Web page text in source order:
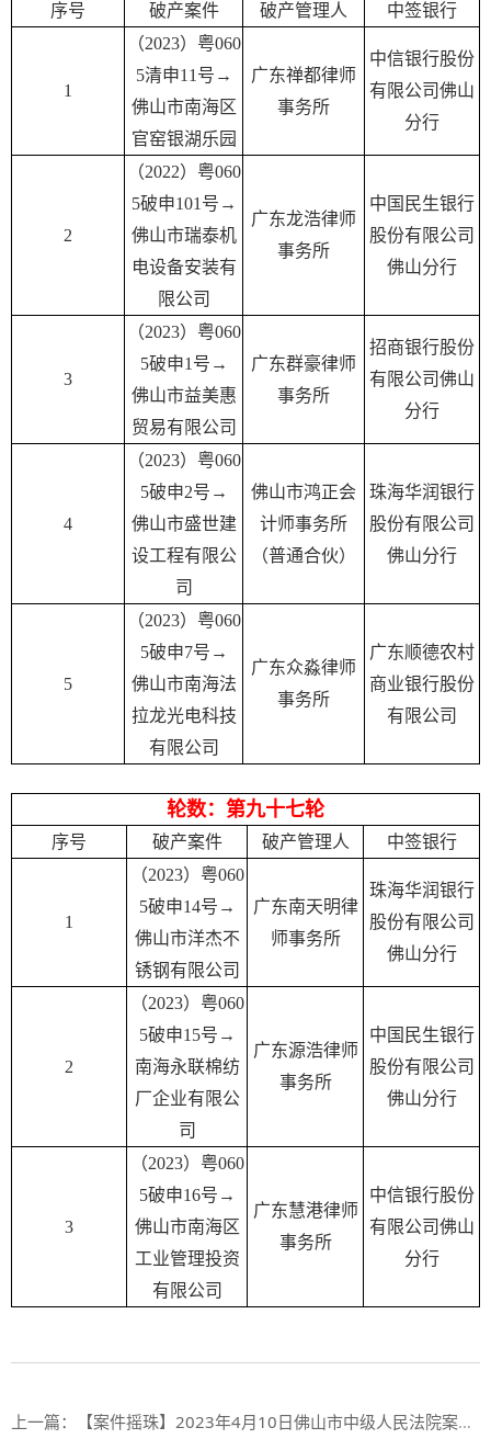
序号 破产案件 破产管理人 中签银行
1
（2023）粤060
5清申11号→‍
佛山市南海区
官窑银湖乐园
广东禅都律师
事务所
中信银行股份
有限公司佛山
分行
2
（2022）粤060
5破申101号→
佛山市瑞泰机
电设备安装有
限公司
广东龙浩律师
事务所
中国民生银行
股份有限公司
佛山分行
3
（2023）粤060
5破申1号→
佛山市益美惠
贸易有限公司
广东群豪律师
事务所
招商银行股份
有限公司佛山
分行
4
（2023）粤060
5破申2号 →
佛山市盛世建
设工程有限公
司
佛山市鸿正会
计师事务所
（普通合伙）
珠海华润银行
股份有限公司
佛山分行
5
（2023）粤060
5破申7号→
佛山市南海法
拉龙光电科技
有限公司
广东众淼律师
事务所
广东顺德农村
商业银行股份
有限公司
轮数：第九十七轮
序号 破产案件 破产管理人 中签银行
1
（2023）粤060
5破申14号→‍
佛山市洋杰不
锈钢有限公司
广东南天明律
师事务所
珠海华润银行
股份有限公司
佛山分行
2
（2023）粤060
5破申15号→
南海永联棉纺
厂企业有限公
司
广东源浩律师
事务所
中国民生银行
股份有限公司
佛山分行
3
（2023）粤060
5破申16号→
佛山市南海区
工业管理投资
有限公司
广东慧港律师
事务所
中信银行股份
有限公司佛山
分行
上一篇： 【案件摇珠】2023年4月10日佛山市中级人民法院案件摇珠结果